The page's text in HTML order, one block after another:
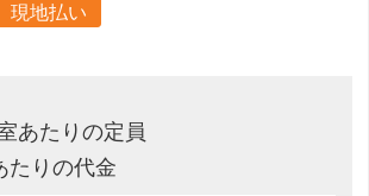
現地払い
あたりの定員
たりの代金